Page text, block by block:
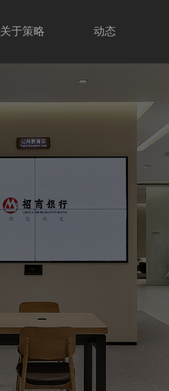
关于策略 动态